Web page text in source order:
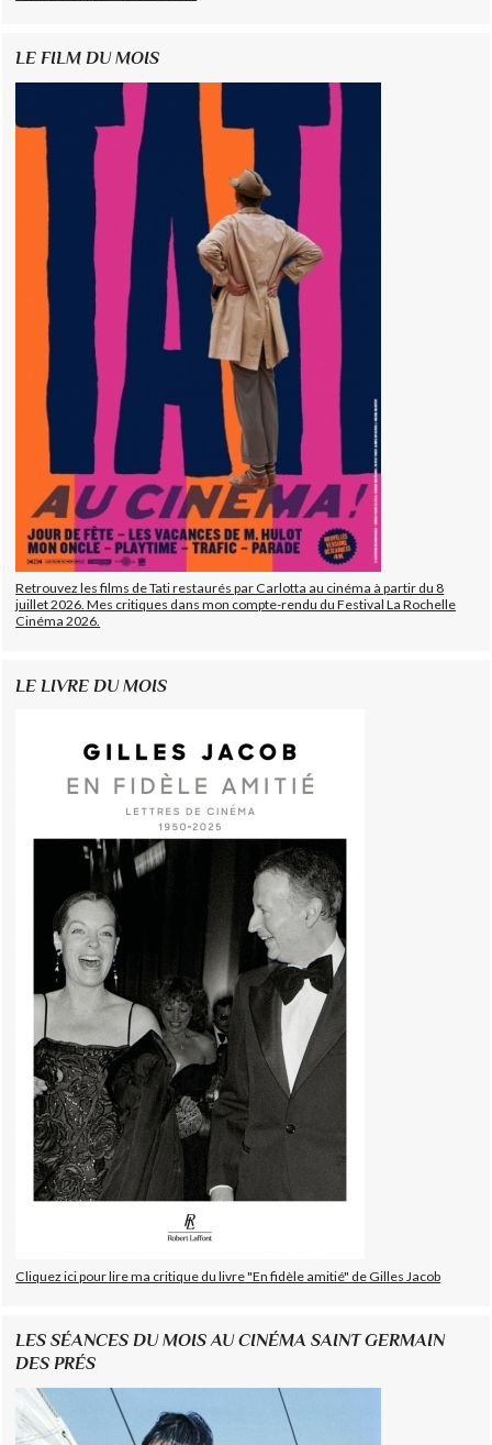
LE FILM DU MOIS
Retrouvez les films de Tati restaurés par Carlotta au cinéma à partir du 8
juillet 2026. Mes critiques dans mon compte-rendu du Festival La Rochelle
Cinéma 2026.
LE LIVRE DU MOIS
Cliquez ici pour lire ma critique du livre "En fidèle amitié" de Gilles Jacob
LES SÉANCES DU MOIS AU CINÉMA SAINT GERMAIN
DES PRÉS